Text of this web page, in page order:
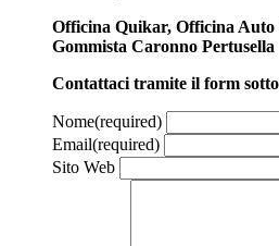
Officina Quikar, Officina Auto
Gommista Caronno Pertusella
Contattaci tramite il form
Nome(required)
Email(required)
Sito Web